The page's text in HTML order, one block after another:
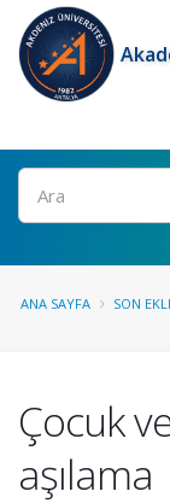
Ara
ANA SAYFA SON
Çocuk
aşılama